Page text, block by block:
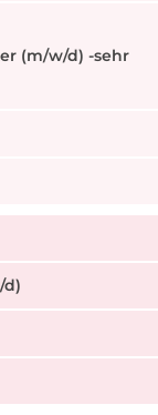
(m/w/d) -sehr
d)